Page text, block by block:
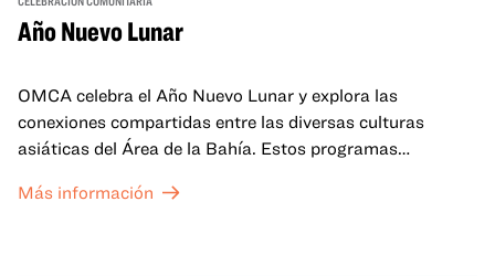
Año Nuevo Lunar
OMCA celebra el Año Nuevo Lunar y explora las
conexiones compartidas entre las diversas culturas
asiáticas del Área de la Bahía. Estos programas
celebran y honran las tradiciones del Año Nuevo Lunar a
Más información